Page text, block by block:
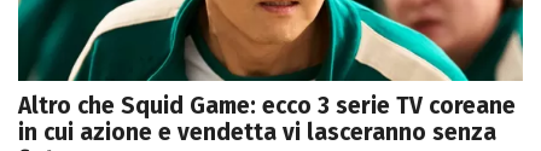
Altro che Squid Game: ecco 3 serie TV coreane
in cui azione e vendetta vi lasceranno senza